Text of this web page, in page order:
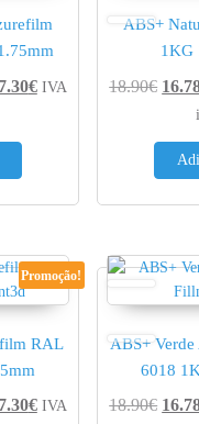
€Price range: 16.78€
IVA
ABS+
1KG
18.90€
Promoção!
RAL
€Price range: 16.78€
IVA
ABS+
6018
18.90€